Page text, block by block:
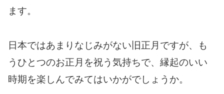
ます。
日本ではあまりなじみがない旧正月ですが、も
うひとつのお正月を祝う気持ちで、縁起のいい
時期を楽しんでみてはいかがでしょうか。